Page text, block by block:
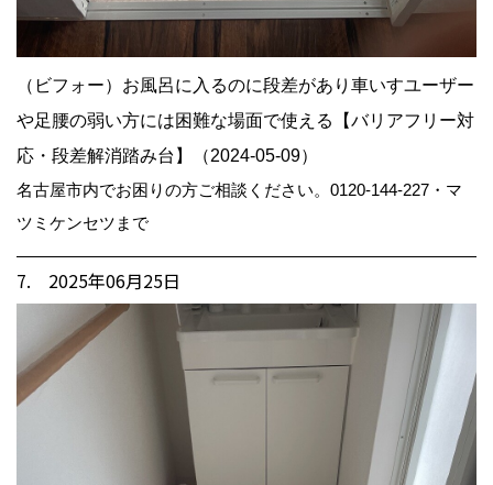
（ビフォー）お風呂に入るのに段差があり車いすユーザー
や足腰の弱い方には困難な場面で使える【バリアフリー対
応・段差解消踏み台】（2024-05-09）
名古屋市内でお困りの方ご相談ください。0120-144-227・マ
ツミケンセツまで
7. 2025年06月25日